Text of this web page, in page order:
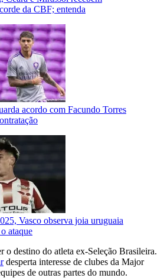
da CBF; entenda
acordo com Facundo Torres
Vasco observa joia uruguaia
ataque
o destino do atleta ex-Seleção Brasileira.
desperta interesse de clubes da Major
de outras partes do mundo.